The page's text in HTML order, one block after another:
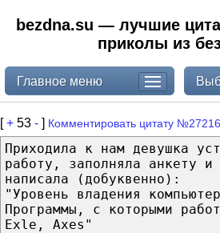
bezdna.su — лучшие
приколы из
Главное меню
[+ 53 - ] Комментировать цитату №27216
Приходила к нам девушка
работу, заполняла анкету
написала (добуквенно):
"Уровень владения
Программы, с которыми
Exle, Axes"